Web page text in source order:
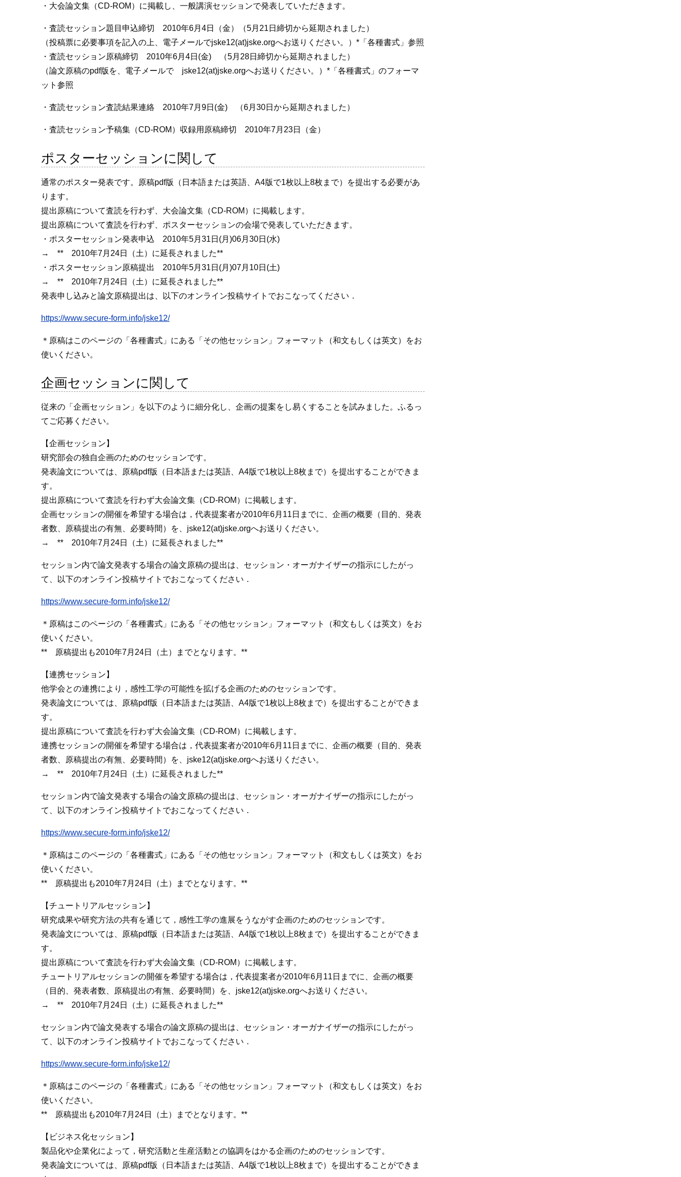
・大会論文集（CD-ROM）に掲載し、一般講演セッションで発表していただきます。
・査読セッション題目申込締切 2010年6月4日（金）（5月21日締切から延期されました）
（投稿票に必要事項を記入の上、電子メールでjske12(at)jske.orgへお送りください。）*「各種書式」参照
・査読セッション原稿締切 2010年6月4日(金) （5月28日締切から延期されました）
（論文原稿のpdf版を、電子メールで jske12(at)jske.orgへお送りください。）*「各種書式」のフォーマ
ット参照
・査読セッション査読結果連絡 2010年7月9日(金) （6月30日から延期されました）
・査読セッション予稿集（CD-ROM）収録用原稿締切 2010年7月23日（金）
ポスターセッションに関して
通常のポスター発表です。原稿pdf版（日本語または英語、A4版で1枚以上8枚まで）を提出する必要があ
ります。
提出原稿について査読を行わず、大会論文集（CD-ROM）に掲載します。
提出原稿について査読を行わず、ポスターセッションの会場で発表していただきます。
・ポスターセッション発表申込 2010年5月31日(月)06月30日(水)
→ ** 2010年7月24日（土）に延長されました**
・ポスターセッション原稿提出 2010年5月31日(月)07月10日(土)
→ ** 2010年7月24日（土）に延長されました**
発表申し込みと論文原稿提出は、以下のオンライン投稿サイトでおこなってください．
https://www.secure-form.info/jske12/
＊原稿はこのページの「各種書式」にある「その他セッション」フォーマット（和文もしくは英文）をお
使いください。
企画セッションに関して
従来の「企画セッション」を以下のように細分化し、企画の提案をし易くすることを試みました。ふるっ
てご応募ください。
【企画セッション】
研究部会の独自企画のためのセッションです。
発表論文については、原稿pdf版（日本語または英語、A4版で1枚以上8枚まで）を提出することができま
す。
提出原稿について査読を行わず大会論文集（CD-ROM）に掲載します。
企画セッションの開催を希望する場合は，代表提案者が2010年6月11日までに、企画の概要（目的、発表
者数、原稿提出の有無、必要時間）を、jske12(at)jske.orgへお送りください。
→ ** 2010年7月24日（土）に延長されました**
セッション内で論文発表する場合の論文原稿の提出は、セッション・オーガナイザーの指示にしたがっ
て、以下のオンライン投稿サイトでおこなってください．
https://www.secure-form.info/jske12/
＊原稿はこのページの「各種書式」にある「その他セッション」フォーマット（和文もしくは英文）をお
使いください。
** 原稿提出も2010年7月24日（土）までとなります。**
【連携セッション】
他学会との連携により，感性工学の可能性を拡げる企画のためのセッションです。
発表論文については、原稿pdf版（日本語または英語、A4版で1枚以上8枚まで）を提出することができま
す。
提出原稿について査読を行わず大会論文集（CD-ROM）に掲載します。
連携セッションの開催を希望する場合は，代表提案者が2010年6月11日までに、企画の概要（目的、発表
者数、原稿提出の有無、必要時間）を、jske12(at)jske.orgへお送りください。
→ ** 2010年7月24日（土）に延長されました**
セッション内で論文発表する場合の論文原稿の提出は、セッション・オーガナイザーの指示にしたがっ
て、以下のオンライン投稿サイトでおこなってください．
https://www.secure-form.info/jske12/
＊原稿はこのページの「各種書式」にある「その他セッション」フォーマット（和文もしくは英文）をお
使いください。
** 原稿提出も2010年7月24日（土）までとなります。**
【チュートリアルセッション】
研究成果や研究方法の共有を通じて，感性工学の進展をうながす企画のためのセッションです。
発表論文については、原稿pdf版（日本語または英語、A4版で1枚以上8枚まで）を提出することができま
す。
提出原稿について査読を行わず大会論文集（CD-ROM）に掲載します。
チュートリアルセッションの開催を希望する場合は，代表提案者が2010年6月11日までに、企画の概要
（目的、発表者数、原稿提出の有無、必要時間）を、jske12(at)jske.orgへお送りください。
→ ** 2010年7月24日（土）に延長されました**
セッション内で論文発表する場合の論文原稿の提出は、セッション・オーガナイザーの指示にしたがっ
て、以下のオンライン投稿サイトでおこなってください．
https://www.secure-form.info/jske12/
＊原稿はこのページの「各種書式」にある「その他セッション」フォーマット（和文もしくは英文）をお
使いください。
** 原稿提出も2010年7月24日（土）までとなります。**
【ビジネス化セッション】
製品化や企業化によって，研究活動と生産活動との協調をはかる企画のためのセッションです。
発表論文については、原稿pdf版（日本語または英語、A4版で1枚以上8枚まで）を提出することができま